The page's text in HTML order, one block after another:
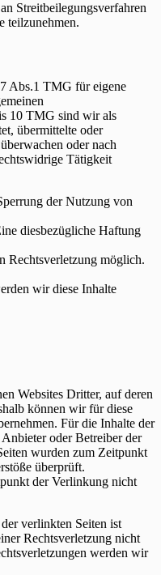
Streitbeilegungsverfahren
teilzunehmen.
Abs.1 TMG für eigene
10 TMG sind wir als
übermittelte oder
oder nach
Tätigkeit
der Nutzung von
diesbezügliche Haftung
Rechtsverletzung möglich.
wir diese Inhalte
Websites Dritter, auf deren
können wir für diese
Für die Inhalte der
oder Betreiber der
wurden zum Zeitpunkt
überprüft.
der Verlinkung nicht
verlinkten Seiten ist
Rechtsverletzung nicht
werden wir